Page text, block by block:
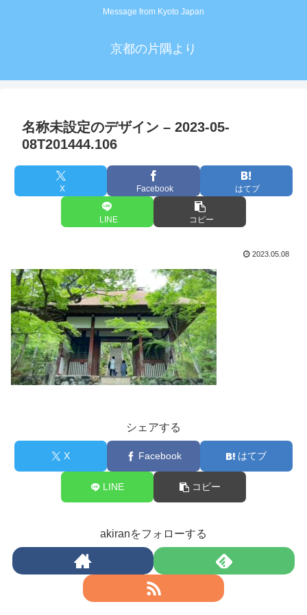
Message from Kyoto Japan
京都の片隅より
名称未設定のデザイン – 2023-05-
08T201444.106
X Facebook はてブ
LINE コピー
2023.05.08
シェアする
X Facebook はてブ
LINE コピー
akiranをフォローする